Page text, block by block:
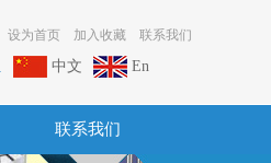
设为首页 加入收藏 联系我们
中文 En
联系我们